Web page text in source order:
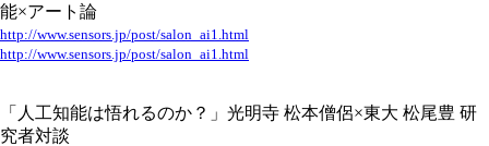
能×アート論
http://www.sensors.jp/post/salon_ai1.html
http://www.sensors.jp/post/salon_ai1.html
「人工知能は悟れるのか？」光明寺 松本僧侶×東大 松尾豊 研
究者対談